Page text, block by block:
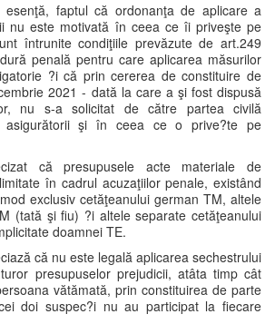
faptul că ordonanţa de aplicare a
nu este motivată în ceea ce îi priveşte pe
întrunite condiţiile prevăzute de art.249
penală pentru care aplicarea măsurilor
?i că prin cererea de constituire de
2021 - dată la care a şi fost dispusă
nu s-a solicitat de către partea civilă
asigurătorii şi în ceea ce o prive?te pe
că presupusele acte materiale de
în cadrul acuzaţiilor penale, existând
exclusiv cetăţeanului german TM, altele
(tată şi fiu) ?i altele separate cetăţeanului
doamnei TE.
că nu este legală aplicarea sechestrului
presupuselor prejudicii, atâta timp cât
vătămată, prin constituirea de parte
doi suspec?i nu au participat la fiecare